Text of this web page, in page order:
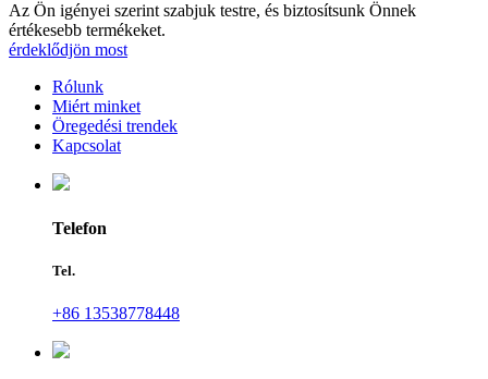
Az Ön igényei szerint szabjuk testre, és biztosítsunk Önnek
értékesebb termékeket.
érdeklődjön most
Rólunk
Miért minket
Öregedési trendek
Kapcsolat
Telefon
Tel.
+86 13538778448